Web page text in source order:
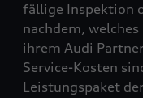
fällige Inspektion
nachdem,
ihrem Audi
Service-Kosten
Leistungspaket